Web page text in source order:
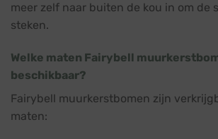
meer zelf naar buiten de kou in om de
steken.
Welke maten Fairybell
beschikbaar?
Fairybell muurkerstbomen zijn
maten: